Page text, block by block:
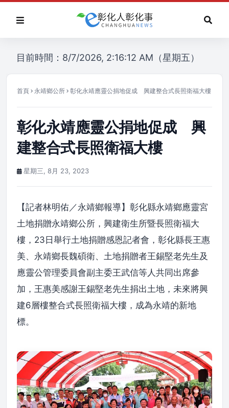
目前時間：8/7/2026, 2:16:12 AM（星期五）
首頁 永靖鄉公所 彰化永靖應靈公捐地促成 興建整合式長照衛福大樓
彰化永靖應靈公捐地促成 興
建整合式長照衛福大樓
星期三, 8月 23, 2023
【記者林明佑／永靖鄉報導】彰化縣永靖鄉應靈宮
土地捐贈永靖鄉公所，興建衛生所暨長照衛福大
樓，23日舉行土地捐贈感恩記者會，彰化縣長王惠
美、永靖鄉長魏碩衛、土地捐贈者王錫堅老先生及
應靈公管理委員會副主委王武信等人共同出席參
加，王惠美感謝王錫堅老先生捐出土地，未來將興
建6層樓整合式長照衛福大樓，成為永靖的新地
標。